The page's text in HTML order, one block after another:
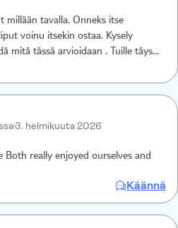
tavalla. Onneks itse
itsekin ostaa. Kysely
mitä tässä arvioidaan . Tuille täys
3. helmikuuta 2026
Both really enjoyed ourselves and
Käännä